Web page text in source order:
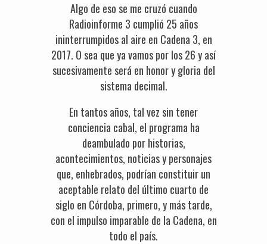
Algo de eso se me cruzó cuando
Radioinforme 3 cumplió 25 años
ininterrumpidos al aire en Cadena 3, en
2017. O sea que ya vamos por los 26 y así
sucesivamente será en honor y gloria del
sistema decimal.
En tantos años, tal vez sin tener
conciencia cabal, el programa ha
deambulado por historias,
acontecimientos, noticias y personajes
que, enhebrados, podrían constituir un
aceptable relato del último cuarto de
siglo en Córdoba, primero, y más tarde,
con el impulso imparable de la Cadena, en
todo el país.